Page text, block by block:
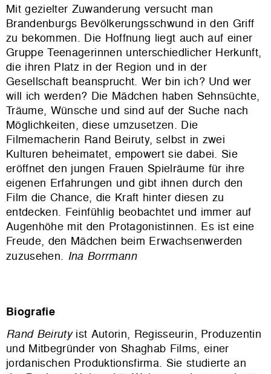
Mit gezielter Zuwanderung versucht man
Brandenburgs Bevölkerungsschwund in den Griff
zu bekommen. Die Hoffnung liegt auch auf einer
Gruppe Teenagerinnen unterschiedlicher Herkunft,
die ihren Platz in der Region und in der
Gesellschaft beansprucht. Wer bin ich? Und wer
will ich werden? Die Mädchen haben Sehnsüchte,
Träume, Wünsche und sind auf der Suche nach
Möglichkeiten, diese umzusetzen. Die
Filmemacherin Rand Beiruty, selbst in zwei
Kulturen beheimatet, empowert sie dabei. Sie
eröffnet den jungen Frauen Spielräume für ihre
eigenen Erfahrungen und gibt ihnen durch den
Film die Chance, die Kraft hinter diesen zu
entdecken. Feinfühlig beobachtet und immer auf
Augenhöhe mit den Protagonistinnen. Es ist eine
Freude, den Mädchen beim Erwachsenwerden
zuzusehen. Ina Borrmann
Biografie
Rand Beirutyist Autorin, Regisseurin, Produzentin
und Mitbegründer von Shaghab Films, einer
jordanischen Produktionsfirma. Sie studierte an